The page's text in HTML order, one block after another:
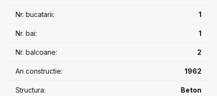
Comision 0% pentru cumpărător
ezitați să ne contactați.
Nr. bucatarii: 1
Nr. bai: 1
Nr. balcoane: 2
An constructie: 1962
Structura: Beton